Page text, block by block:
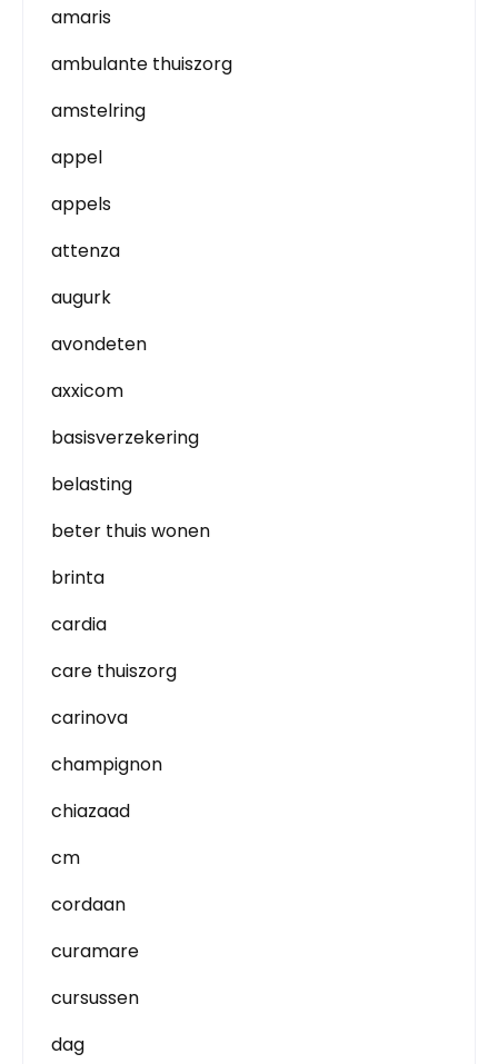
amaris
ambulante thuiszorg
amstelring
appel
appels
attenza
augurk
avondeten
axxicom
basisverzekering
belasting
beter thuis wonen
brinta
cardia
care thuiszorg
carinova
champignon
chiazaad
cm
cordaan
curamare
cursussen
dag